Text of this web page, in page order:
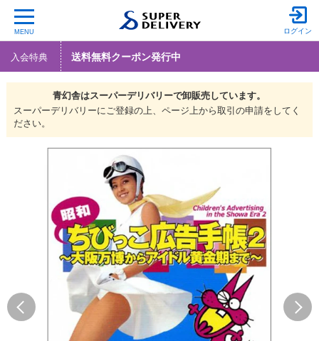
MENU ログイン
入会特典 送料無料クーポン発行中
青幻舎はスーパーデリバリーで卸販売しています。
スーパーデリバリーにご登録の上、ページ上から取引の申請をしてく
ださい。